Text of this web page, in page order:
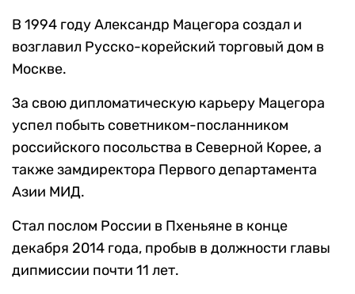
В 1994 году Александр Мацегора создал и
возглавил Русско-корейский торговый дом в
Москве.
За свою дипломатическую карьеру Мацегора
успел побыть советником-посланником
российского посольства в Северной Корее, а
также замдиректора Первого департамента
Азии МИД.
Стал послом России в Пхеньяне в конце
декабря 2014 года, пробыв в должности главы
дипмиссии почти 11 лет.